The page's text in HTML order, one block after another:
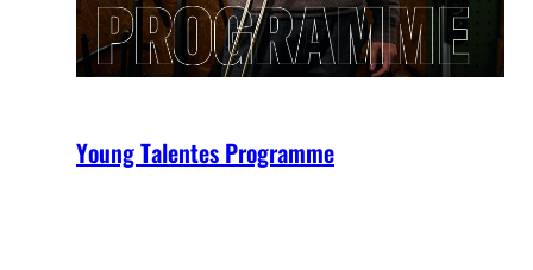
Young Talentes Programme